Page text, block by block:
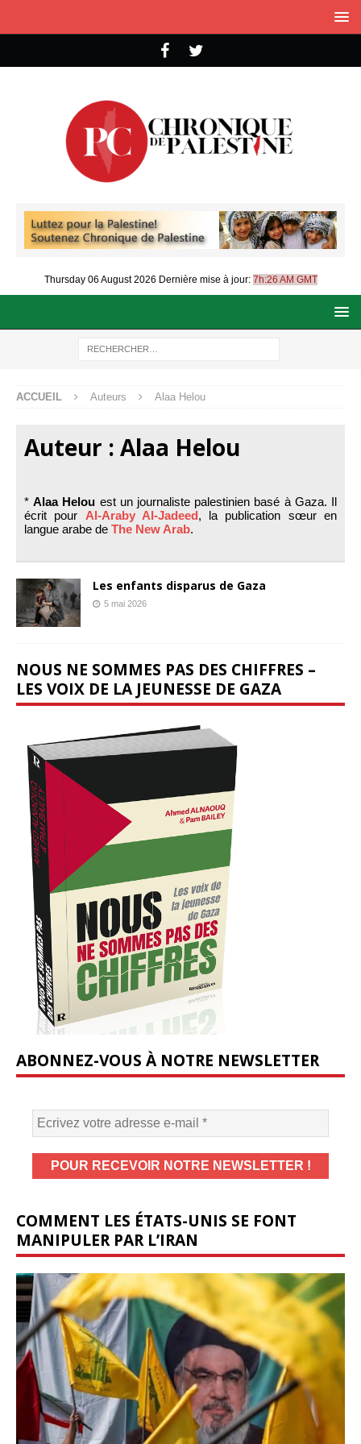
Thursday 06 August 2026 Dernière mise à jour: 7h:26 AM GMT
ACCUEIL Auteurs Alaa Helou
Auteur : Alaa Helou
*Alaa Helou est un journaliste palestinien basé à Gaza. Il
écrit pour Al-Araby Al-Jadeed, la publication sœur en
langue arabe de The New Arab.
Les enfants disparus de Gaza
5 mai 2026
NOUS NE SOMMES PAS DES CHIFFRES –
LES VOIX DE LA JEUNESSE DE GAZA
ABONNEZ-VOUS À NOTRE NEWSLETTER
COMMENT LES ÉTATS-UNIS SE FONT
MANIPULER PAR L’IRAN